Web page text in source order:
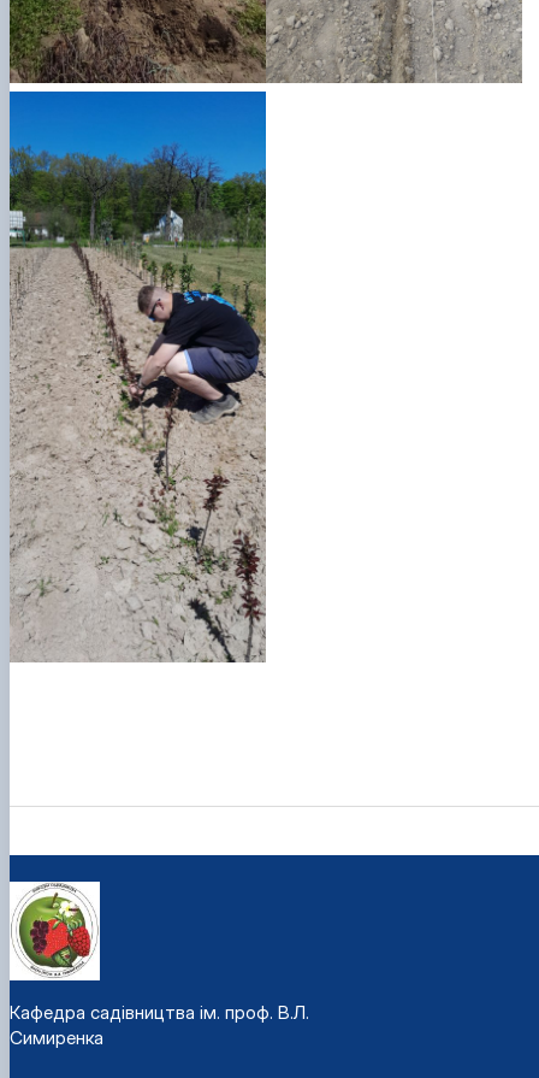
Кафедра садівництва ім. проф. В.Л.
Симиренка